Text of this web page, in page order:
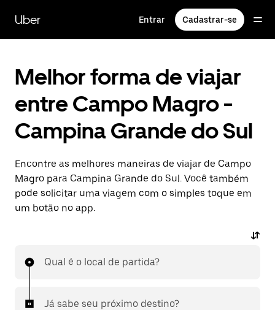
para
conteúdo
Uber Entrar Cadastrar-se
Melhor forma de viajar
entre Campo Magro -
Campina Grande do Sul
Encontre as melhores maneiras de viajar de Campo
Magro para Campina Grande do Sul. Você também
pode solicitar uma viagem com o simples toque em
um botão no app.
Qual é o local de partida?
Já sabe seu próximo destino?